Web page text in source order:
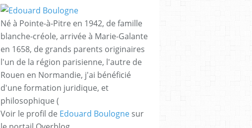
Né à Pointe-à-Pitre en 1942, de famille
blanche-créole, arrivée à Marie-Galante
en 1658, de grands parents originaires
l'un de la région parisienne, l'autre de
Rouen en Normandie, j'ai bénéficié
d'une formation juridique, et
philosophique (
Voir le profil de Edouard Boulogne sur